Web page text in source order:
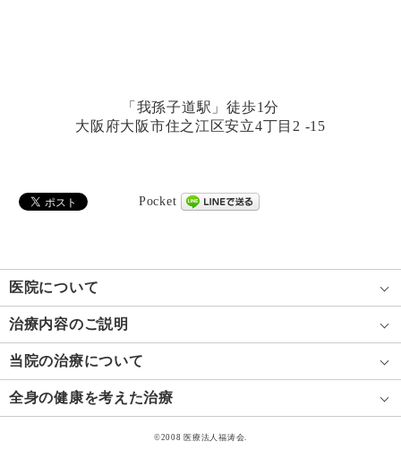
「我孫子道駅」徒歩1分
大阪府大阪市住之江区安立4丁目2 -15
Pocket
医院について
治療内容のご説明
当院の治療について
全身の健康を考えた治療
©2008 医療法人福涛会.